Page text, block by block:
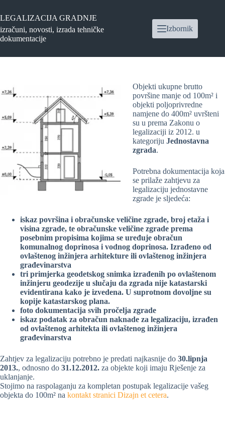
sadržaj
LEGALIZACIJA GRADNJE
izračuni, novosti, izrada tehničke
dokumentacije
Izbornik
Objekti ukupne brutto
površine manje od 100m² i
objekti poljoprivredne
namjene do 400m² uvršteni
su u prema Zakonu o
legalizaciji iz 2012. u
kategoriju Jednostavna
zgrada.
Potrebna dokumentacija koja
se prilaže zahtjevu za
legalizaciju jednostavne
zgrade je sljedeća:
iskaz površina i obračunske veličine zgrade, broj etaža i
visina zgrade, te obračunske veličine zgrade prema
posebnim propisima kojima se uređuje obračun
komunalnog doprinosa i vodnog doprinosa. Izrađeno od
ovlaštenog inžinjera arhitekture ili ovlaštenog inžinjera
građevinarstva
tri primjerka geodetskog snimka izrađenih po ovlaštenom
inžinjeru geodezije u slučaju da zgrada nije katastarski
evidentirana kako je izvedena. U suprotnom dovoljne su
kopije katastarskog plana.
foto dokumentacija svih pročelja zgrade
iskaz podatak za obračun naknade za legalizaciju, izrađen
od ovlaštenog arhitekta ili ovlaštenog inžinjera
građevinarstva
Zahtjev za legalizaciju potrebno je predati najkasnije do 30.lipnja
2013., odnosno do 31.12.2012. za objekte koji imaju Rješenje za
uklanjanje.
Stojimo na raspolaganju za kompletan postupak legalizacije vašeg
objekta do 100m² na kontakt stranici Dizajn et cetera.